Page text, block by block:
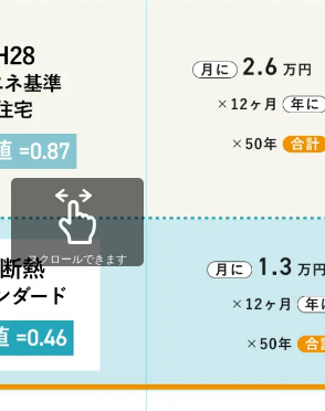
スクロールできます